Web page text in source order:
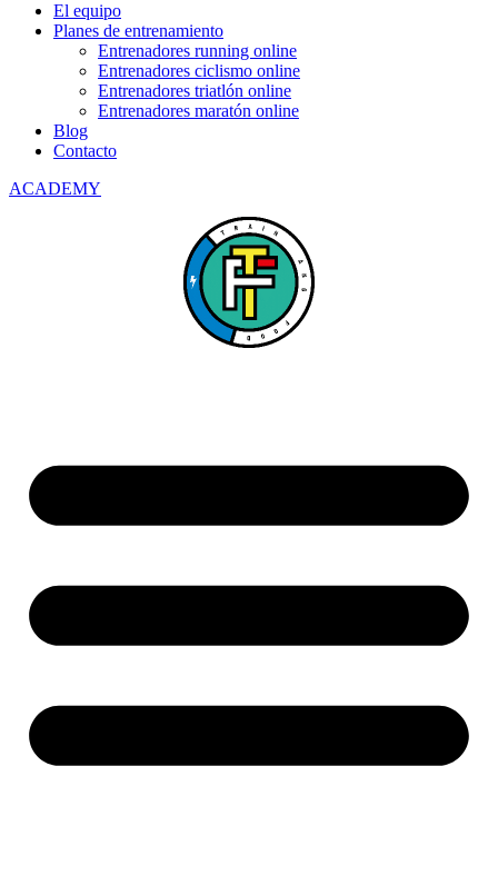
El equipo
Planes de entrenamiento
Entrenadores running online
Entrenadores ciclismo online
Entrenadores triatlón online
Entrenadores maratón online
Blog
Contacto
ACADEMY